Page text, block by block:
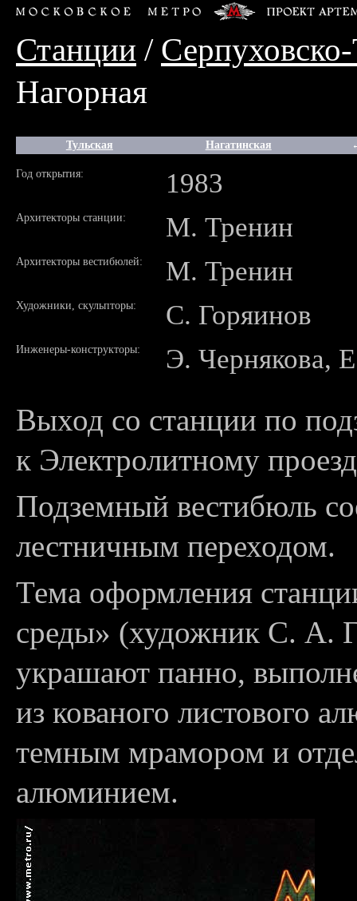
Станции /
Нагорная
Тульская Нагатинская
Год открытия: 1983
Архитекторы станции: М. Тренин
Архитекторы вестибюлей: М. Тренин
Художники, скульпторы: С. Горяинов
Инженеры-конструкторы: Э. Чернякова,
Выход со станции по
к Электролитному
Подземный вестибюль
лестничным переходом.
Тема оформления
среды» (художник С. А.
украшают панно,
из кованого листового
темным мрамором и
алюминием.